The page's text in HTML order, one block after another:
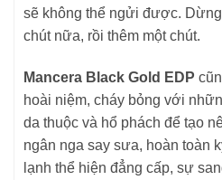
sẽ không thể ngửi được.
chút nữa, rồi thêm một chút.
Mancera Black Gold EDP
hoài niệm, cháy bỏng với
da thuộc và hổ phách để tạo
ngân nga say sưa, hoàn toàn
lạnh thể hiện đẳng cấp, sự